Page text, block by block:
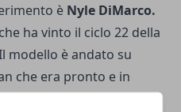
è Nyle DiMarco.
ha vinto il ciclo 22 della
modello è andato su
che era pronto e in
casting.